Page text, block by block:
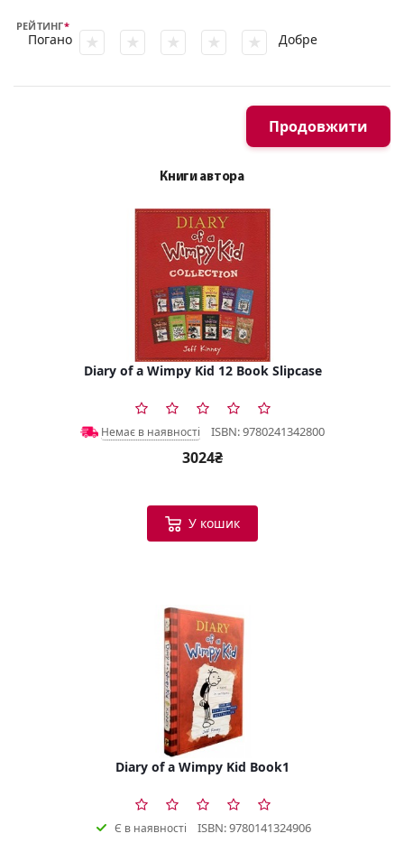
РЕЙТИНГ
Погано Добре
Продовжити
Книги автора
Diary of a Wimpy Kid 12 Book Slipcase
Немає в наявності ISBN: 9780241342800
3024₴
У кошик
Diary of a Wimpy Kid Book1
Є в наявності ISBN: 9780141324906